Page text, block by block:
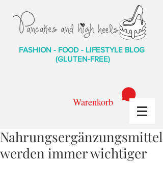
FASHION - FOOD - LIFESTYLE BLOG
(GLUTEN-FREE)
Warenkorb
Nahrungsergänzungsmittel
werden immer wichtiger